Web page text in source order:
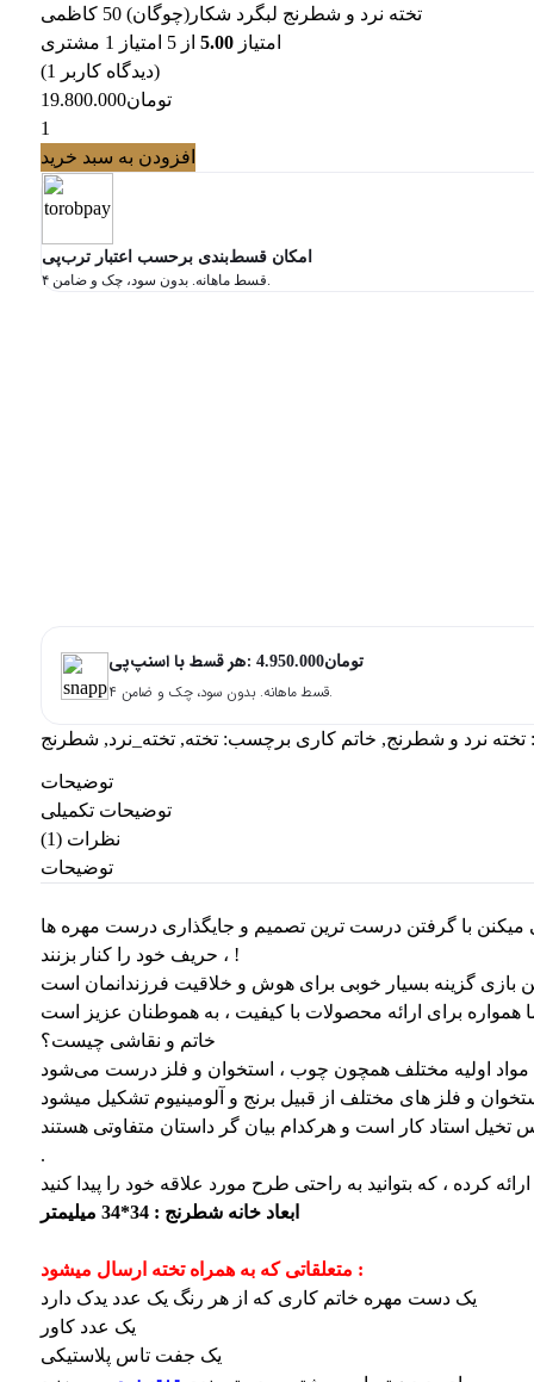
تخته نرد و شطرنج لبگرد شکار(چوگان) 50 کاظمی
امتیاز 5.00از 5 امتیاز 1 مشتری
(دیدگاه کاربر
1
)
تومان19.800.000
افزودن به سبد خرید
امکان قسط‌بندی برحسب اعتبار ترب‌پی
۴ قسط ماهانه. بدون سود، چک و ضامن.
اطلاع رسانی
اطلاع از شگفت انگیز شدن محصول
چطور به شما اطلاع دهیم؟
ارسال ایمیل به —
ارسال پیامک به —
هر قسط با اسنپ‌پی: تومان4.950.000
۴ قسط ماهانه. بدون سود، چک و ضامن.
تخته نرد و شطرنج, خاتم کاری برچسب: تخته, تخته_نرد, شطرنج
توضیحات
توضیحات تکمیلی
نظرات (1)
توضیحات
با گرفتن درست ترین تصمیم و جایگذاری درست مهره ها
، حریف خود را کنار بزنند !
خاتم و نقاشی چیست؟
و فلز های مختلف از قبیل برنج و آلومینیوم تشکیل میشود
استاد کار است و هرکدام بیان گر داستان متفاوتی هستند
.
کرده ، که بتوانید به راحتی طرح مورد علاقه خود را پیدا کنید
ابعاد خانه شطرنج : 34*34 میلیمتر
متعلقاتی که به همراه تخته ارسال میشود :
یک دست مهره خاتم کاری که از هر رنگ یک عدد یدک دارد
یک عدد کاور
یک جفت تاس پلاستیکی